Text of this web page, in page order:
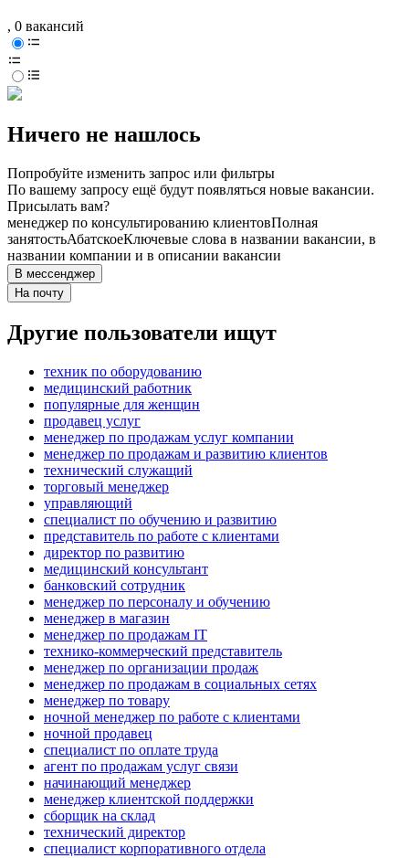
, 0 вакансий
Ничего не нашлось
Попробуйте изменить запрос или фильтры
По вашему запросу ещё будут появляться новые вакансии.
Присылать вам?
менеджер по консультированию клиентовПолная
занятостьАбатскоеКлючевые слова в названии вакансии, в
названии компании и в описании вакансии
В мессенджер
На почту
Другие пользователи ищут
техник по оборудованию
медицинский работник
популярные для женщин
продавец услуг
менеджер по продажам услуг компании
менеджер по продажам и развитию клиентов
технический служащий
торговый менеджер
управляющий
специалист по обучению и развитию
представитель по работе с клиентами
директор по развитию
медицинский консультант
банковский сотрудник
менеджер по персоналу и обучению
менеджер в магазин
менеджер по продажам IT
технико-коммерческий представитель
менеджер по организации продаж
менеджер по продажам в социальных сетях
менеджер по товару
ночной менеджер по работе с клиентами
ночной продавец
специалист по оплате труда
агент по продажам услуг связи
начинающий менеджер
менеджер клиентской поддержки
сборщик на склад
технический директор
специалист корпоративного отдела